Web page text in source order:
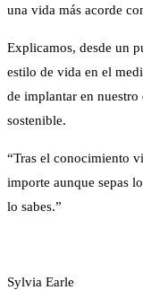
una vida más acorde
Explicamos, desde un
estilo de vida en el
de implantar en nuestro
sostenible.
“Tras el conocimiento
importe aunque sepas
lo sabes.”
Sylvia Earle